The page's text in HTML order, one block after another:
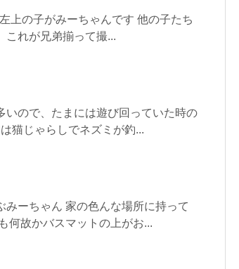
上の子がみーちゃんです 他の子たち
これが兄弟揃って撮...
ので、たまには遊び回っていた時の
猫じゃらしでネズミが釣...
ーちゃん 家の色んな場所に持って
何故かバスマットの上がお...